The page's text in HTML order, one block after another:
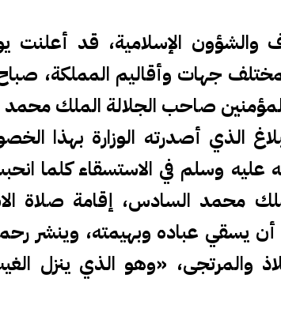
والشؤون الإسلامية، قد
جهات وأقاليم المملكة،
المؤمنين صاحب الجلالة الملك
الذي أصدرته الوزارة بهذا
وسلم في الاستسقاء كلما
محمد السادس، إقامة صلاة
أن يسقي عباده وبهيمته، وينشر
والمرتجى، «وهو الذي ينزل